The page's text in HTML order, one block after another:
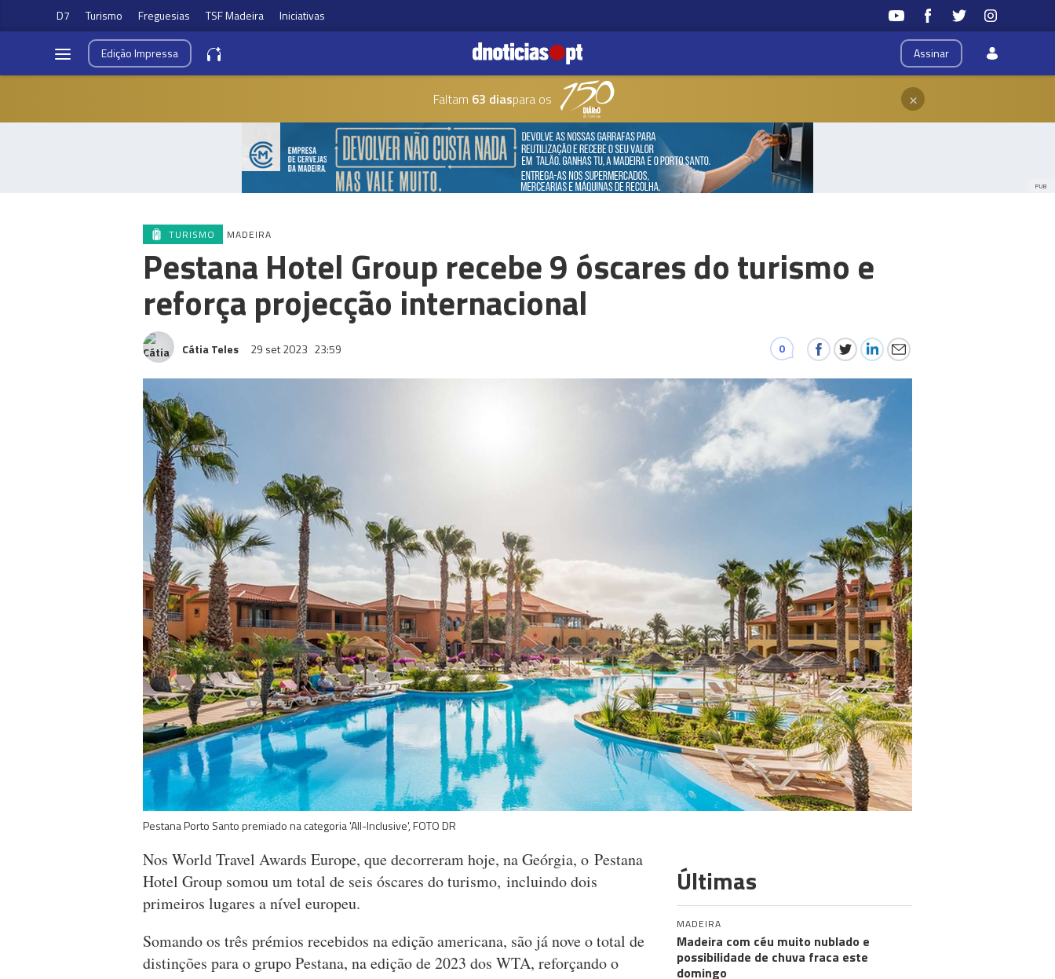
D7 Turismo Freguesias TSF Madeira Iniciativas
Assinar
EdiçãoImpressa
Faltam 63 diaspara os ×
PUB
TURISMO MADEIRA
Pestana Hotel Group recebe 9 óscares do turismo e
reforça projecção internacional
Cátia Teles 29 set 2023 23:59 0
Pestana Porto Santo premiado na categoria 'All-Inclusive', FOTO DR
Nos World Travel Awards Europe, que decorreram hoje, na Geórgia, o Pestana
Hotel Group somou um total de seis óscares do turismo, incluindo dois
primeiros lugares a nível europeu.
Somando os três prémios recebidos na edição americana, são já nove o total de
distinções para o grupo Pestana, na edição de 2023 dos WTA, reforçando o
Últimas
MADEIRA
Madeira com céu muito nublado e
possibilidade de chuva fraca este
domingo